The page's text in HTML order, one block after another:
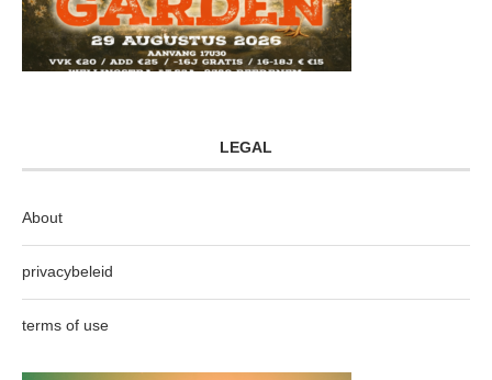
LEGAL
About
privacybeleid
terms of use